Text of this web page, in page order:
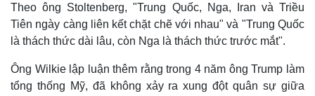
Theo ông Stoltenberg, "Trung Quốc, Nga, Iran và Triều
Tiên ngày càng liên kết chặt chẽ với nhau" và "Trung Quốc
là thách thức dài lâu, còn Nga là thách thức trước mắt".
Ông Wilkie lập luận thêm rằng trong 4 năm ông Trump làm
tổng thống Mỹ, đã không xảy ra xung đột quân sự giữa